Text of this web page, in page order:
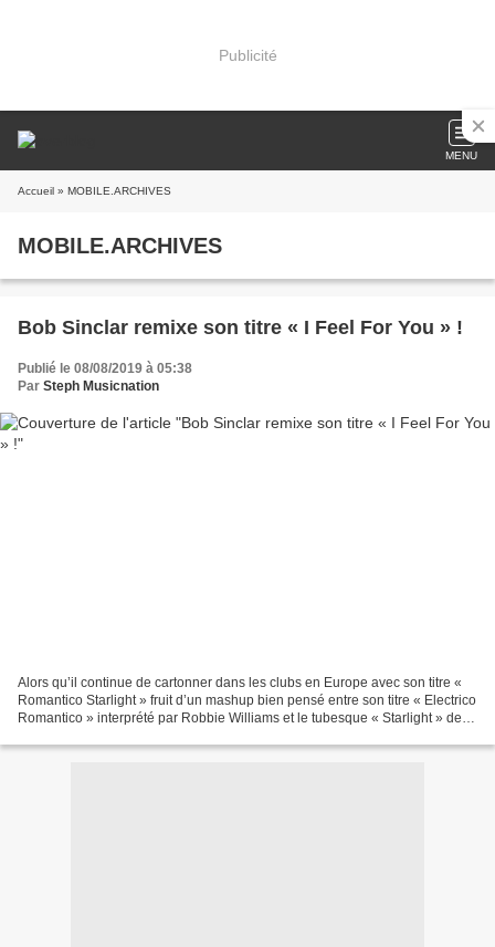
Publicité
MENU
Accueil » MOBILE.ARCHIVES
MOBILE.ARCHIVES
Bob Sinclar remixe son titre « I Feel For You » !
Publié le 08/08/2019 à 05:38
Par Steph Musicnation
Alors qu’il continue de cartonner dans les clubs en Europe avec son titre «
Romantico Starlight » fruit d’un mashup bien pensé entre son titre « Electrico
Romantico » interprété par Robbie Williams et le tubesque « Starlight » de